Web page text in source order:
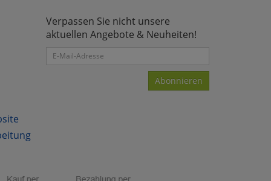
Verpassen Sie nicht unsere
aktuellen Angebote & Neuheiten!
Abonnieren